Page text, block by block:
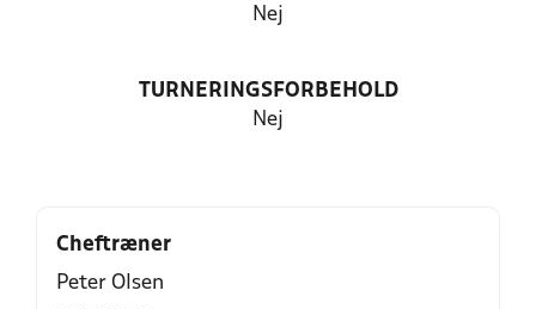
Nej
TURNERINGSFORBEHOLD
Nej
Cheftræner
Peter Olsen